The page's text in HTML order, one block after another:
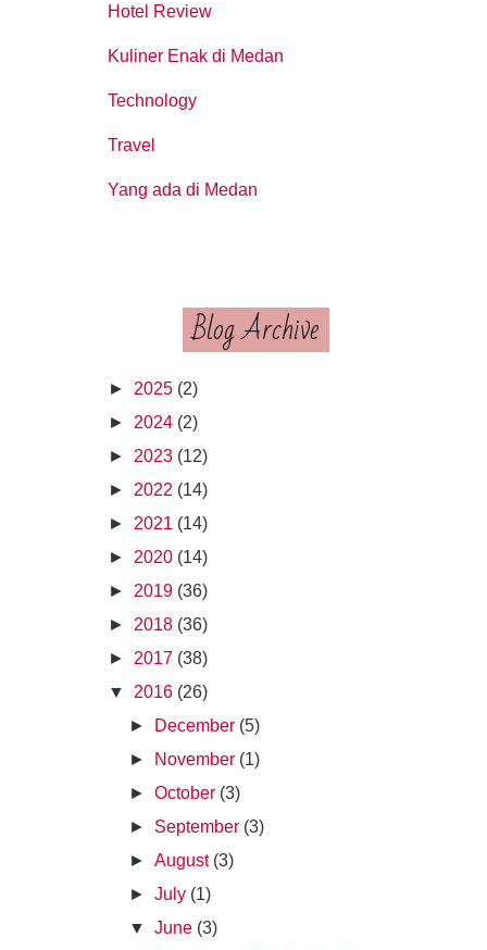
Hotel Review
Kuliner Enak di Medan
Technology
Travel
Yang ada di Medan
Blog Archive
► 2025 (2)
► 2024 (2)
► 2023 (12)
► 2022 (14)
► 2021 (14)
► 2020 (14)
► 2019 (36)
► 2018 (36)
► 2017 (38)
▼
2016 (26)
►
December (5)
►
November (1)
►October (3)
► September (3)
►August (3)
►July (1)
▼
June (3)